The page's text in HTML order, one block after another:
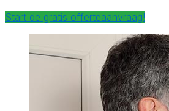
Start de gratis offerteaanvraag!